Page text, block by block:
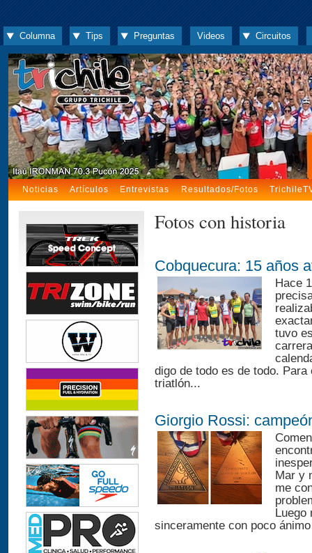
Columna Tips Preguntas Videos Circuitos
Noticias Artículos Entrevistas Resultados/Fotos
Fotos con historia
Cobquecura: 15 años
Hace
tuvo
digo de todo es de todo.
triatlón...
Giorgio Rossi:
Mar y
me
Luego
sinceramente con poco